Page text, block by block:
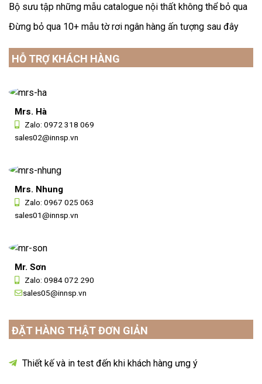
Bộ sưu tập những mẫu catalogue nội thất không thể bỏ qua
Đừng bỏ qua 10+ mẫu tờ rơi ngân hàng ấn tượng sau đây
HỖ TRỢ KHÁCH HÀNG
Mrs. Hà
Zalo: 0972 318 069
sales02@innsp.vn
Mrs. Nhung
Zalo: 0967 025 063
sales01@innsp.vn
Mr. Sơn
Zalo: 0984 072 290
sales05@innsp.vn
ĐẶT HÀNG THẬT ĐƠN GIẢN
Thiết kế và in test đến khi khách hàng ưng ý